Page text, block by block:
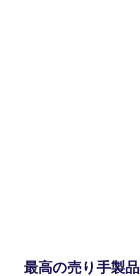
最高の売り手製品